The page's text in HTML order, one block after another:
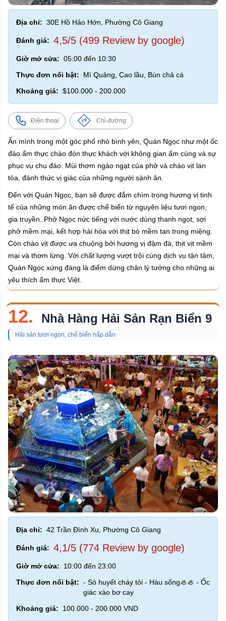
Địa chỉ: 30E Hồ Hảo Hớn, Phường Cô Giang
Đánh giá: 4,5/5 (499 Review by google)
Giờ mở cửa: 05:00 đến 10:30
Thực đơn nổi bật:
Mì Quảng, Cao lầu, Bún chả cá
Khoảng giá: $100.000 - 200.000
Điện thoại Chỉ đường
Ẩn mình trong một góc phố nhỏ bình yên, Quán Ngọc như một ốc
đảo ẩm thực chào đón thực khách với không gian ấm cúng và sự
phục vụ chu đáo. Mùi thơm ngào ngạt của phở và cháo vịt lan
tỏa, đánh thức vị giác của những người sành ăn.
Đến với Quán Ngọc, bạn sẽ được đắm chìm trong hương vị tinh
tế của những món ăn được chế biến từ nguyên liệu tươi ngon,
gia truyền. Phở Ngọc nức tiếng với nước dùng thanh ngọt, sợi
phở mềm mại, kết hợp hài hòa với thịt bò mềm tan trong miệng.
Còn cháo vịt được ưa chuộng bởi hương vị đậm đà, thịt vịt mềm
mại và thơm lừng. Với chất lượng vượt trội cùng dịch vụ tận tâm,
Quán Ngọc xứng đáng là điểm dừng chân lý tưởng cho những ai
yêu thích ẩm thực Việt.
12. Nhà Hàng Hải Sản Rạn Biển 9
Hải sản tươi ngon, chế biến hấp dẫn
Địa chỉ: 42 Trần Đình Xu, Phường Cô Giang
Đánh giá: 4,1/5 (774 Review by google)
Giờ mở cửa:
10:00 đến 23:00
Thực đơn nổi bật: - Sò huyết cháy tỏi - Hàu sống🦪🦪 - Ốc
giác xào bơ cay
Khoảng giá:
100.000 - 200.000 VND